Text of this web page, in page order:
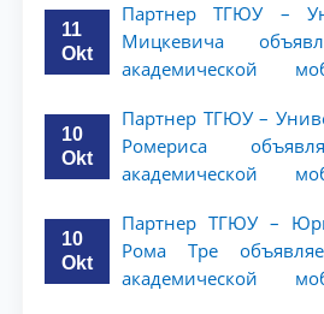
ТГЮУ
11
Okt
Партнер ТГЮУ –
Мицкевича
академической
10
Okt
Партнер ТГЮУ –
Ромериса
академической
10
Okt
Партнер ТГЮУ –
Рома Тре
академической